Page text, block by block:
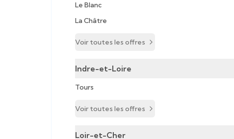
Le Blanc
La Châtre
Voir toutes les offres
Indre-et-Loire
Tours
Voir toutes les offres
Loir-et-Cher